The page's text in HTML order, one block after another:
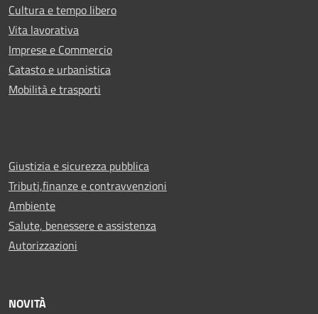
Cultura e tempo libero
Vita lavorativa
Imprese e Commercio
Catasto e urbanistica
Mobilità e trasporti
Giustizia e sicurezza pubblica
Tributi,finanze e contravvenzioni
Ambiente
Salute, benessere e assistenza
Autorizzazioni
NOVITÀ